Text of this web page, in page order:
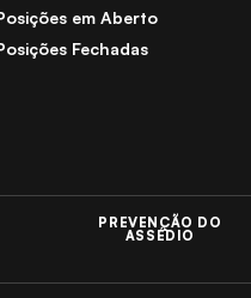
em Aberto
Fechadas
PREVENÇÃO DO
ASSÉDIO